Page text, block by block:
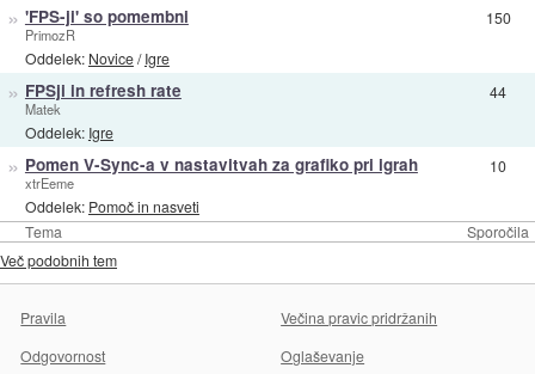
Tema Sporočila
» 'FPS-ji' so pomembni
PrimozR
Oddelek: Novice/Igre
150
» FPSji in refresh rate
Matek
Oddelek: Igre
44
» Pomen V-Sync-a v nastavitvah za grafiko pri igrah
xtrEeme
Oddelek: Pomoč in nasveti
10
Več podobnih tem
Pravila
Večina pravic pridržanih
Odgovornost
Oglaševanje